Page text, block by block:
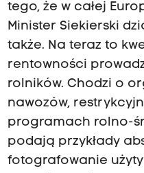
tego, że w całej
Minister Siekierski
także. Na teraz to
rentowności
rolników. Chodzi o
nawozów,
programach rolno-
podają przykłady
fotografowanie